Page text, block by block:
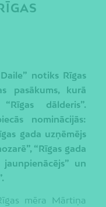
notiks Rīgas
pasākums, kurā
dālderis”.
nominācijās:
gada uzņēmējs
“Rīgas gada
jaunpienācējs” un
mēra Mārtiņa